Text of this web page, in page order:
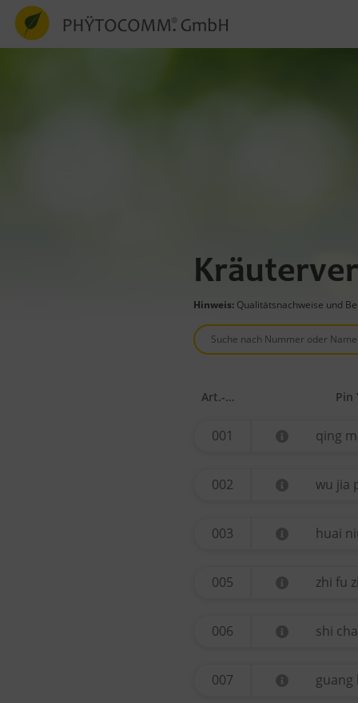
Hinweis: Qualitätsnachweise und
Art.-Nr. Pin
001 qing
002 wu jia
003 huai
005 zhi fu zi
006 shi
007 guang